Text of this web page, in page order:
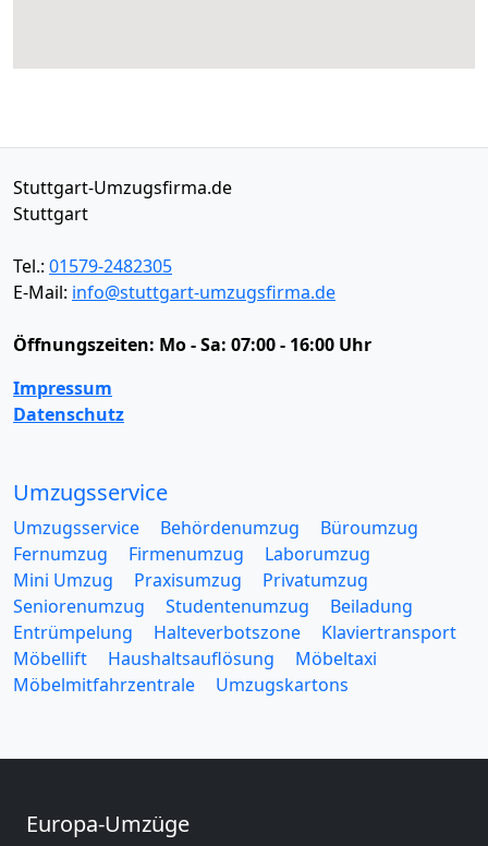
Stuttgart-Umzugsfirma.de
Stuttgart
Tel.: 01579-2482305
E-Mail: info@stuttgart-umzugsfirma.de
Öffnungszeiten: Mo - Sa: 07:00 - 16:00 Uhr
Impressum
Datenschutz
Umzugsservice
Umzugsservice Behördenumzug
Büroumzug
Fernumzug
Firmenumzug
Laborumzug
Mini Umzug
Praxisumzug
Privatumzug
Seniorenumzug
Studentenumzug
Beiladung
Entrümpelung
Halteverbotszone
Klaviertransport
Möbellift
Haushaltsauflösung
Möbeltaxi
Möbelmitfahrzentrale
Umzugskartons
Europa-Umzüge